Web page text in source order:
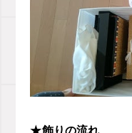
★飾りの流れ